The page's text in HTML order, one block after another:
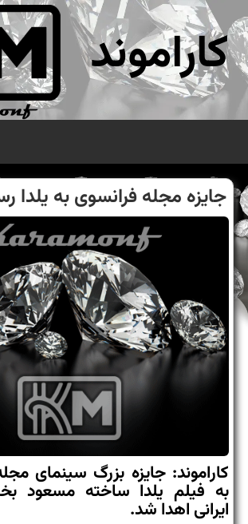
کاراموند
جایزه مجله فرانسوی به یلدا
كاراموند: جایزه بزرگ سینمای
به فیلم یلدا ساخته مسعود
ایرانی اهدا شد.